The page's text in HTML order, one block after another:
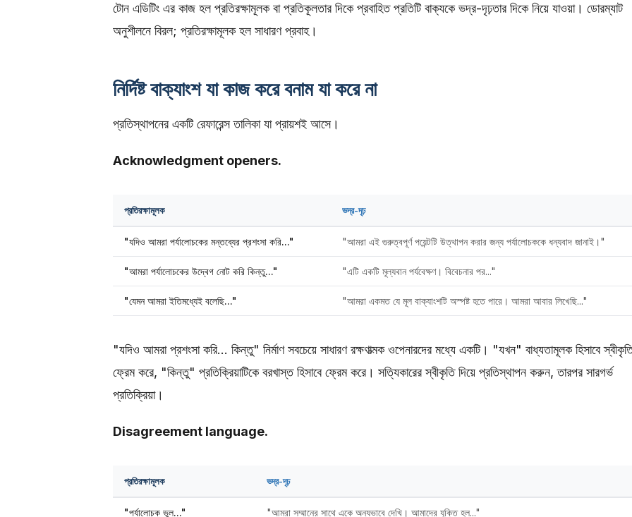
টোন এডিটিং এর কাজ হল প্রতিরক্ষামূলক বা প্রতিকূলতার দিকে প্রবাহিত প্রতিটি বাক্যকে ভদ্র-দৃঢ়তার দিকে নিয়ে যাওয়া। ডোরম্যাট
অনুশীলনে বিরল; প্রতিরক্ষামূলক হল সাধারণ প্রবাহ।
নির্দিষ্ট বাক্যাংশ যা কাজ করে বনাম যা করে না
প্রতিস্থাপনের একটি রেফারেন্স তালিকা যা প্রায়শই আসে।
Acknowledgment openers.
প্রতিরক্ষামূলক ভদ্র-দৃঢ়
"যদিও আমরা পর্যালোচকের মন্তব্যের প্রশংসা করি..." "আমরা এই গুরুত্বপূর্ণ পয়েন্টটি উত্থাপন করার জন্য পর্যালোচককে ধন্যবাদ জানাই।"
"আমরা পর্যালোচকের উদ্বেগ নোট করি কিন্তু..." "এটি একটি মূল্যবান পর্যবেক্ষণ। বিবেচনার পর..."
"যেমন আমরা ইতিমধ্যেই বলেছি..." "আমরা একমত যে মূল বাক্যাংশটি অস্পষ্ট হতে পারে। আমরা আবার লিখেছি..."
"যদিও আমরা প্রশংসা করি... কিন্তু" নির্মাণ সবচেয়ে সাধারণ রক্ষণাত্মক ওপেনারদের মধ্যে একটি। "যখন" বাধ্যতামূলক হিসাবে
ফ্রেম করে, "কিন্তু" প্রতিক্রিয়াটিকে বরখাস্ত হিসাবে ফ্রেম করে। সত্যিকারের স্বীকৃতি দিয়ে প্রতিস্থাপন করুন, তারপর সারগর্ভ
প্রতিক্রিয়া।
Disagreement language.
প্রতিরক্ষামূলক ভদ্র-দৃঢ়
"পর্যালোচক ভুল..." "আমরা সম্মানের সাথে একে অন্যভাবে দেখি। আমাদের যুক্তি হল..."